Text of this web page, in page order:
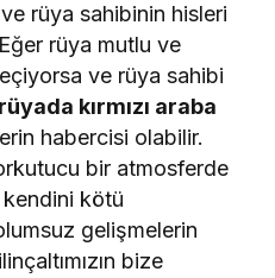
rüya sahibinin hisleri
rüya mutlu ve
ve rüya sahibi
rüyada kırmızı araba
habercisi olabilir.
bir atmosferde
kötü
gelişmelerin
bize